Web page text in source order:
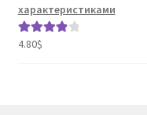
характеристиками
Оценка
4.80$